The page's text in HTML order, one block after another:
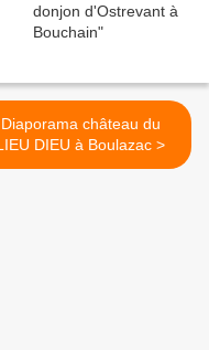
Diaporama château du
LIEU DIEU à Boulazac >